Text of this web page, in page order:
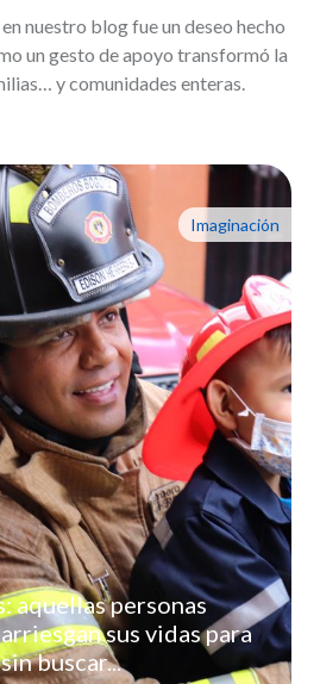
nuestro blog fue un deseo hecho
un gesto de apoyo transformó la
y comunidades enteras.
Imaginación
aquellas personas
sus vidas para
buscar...